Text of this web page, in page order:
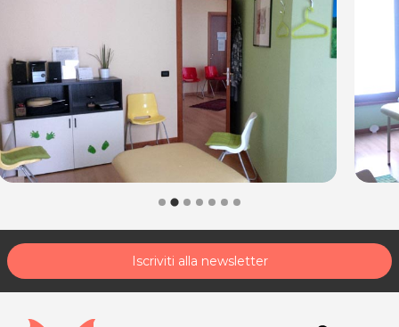
Sede di Cordenons
Via Sclavons 239 (c/o Ortopedia Azzurra)
Tel. 3923584845
P.IVA 02865150300
Per ulteriori informazioni sull'offerta o sulle modalità di
acquisto scrivi aposta@espevia.it.
Iscriviti alla newsletter